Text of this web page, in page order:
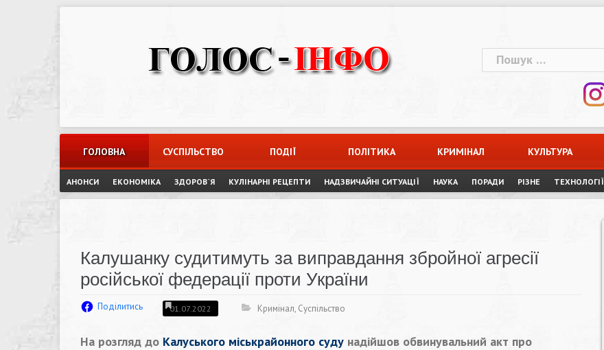
Пошук:
ГОЛОВНА СУСПІЛЬСТВО ПОДІЇ ПОЛІТИКА КРИМІНАЛ КУЛЬТУРА
АНОНСИ ЕКОНОМІКА ЗДОРОВ`Я КУЛІНАРНІ РЕЦЕПТИ НАДЗВИЧАЙНІ СИТУАЦІЇ НАУКА ПОРАДИ РІЗНЕ ТЕХНОЛОГІЇ
Калушанку судитимуть за виправдання збройної агресії
російської федерації проти України
Поділитись 01.07.2022 Кримінал, Суспільство
На розгляд до Калуського міськрайонного суду надійшов обвинувальний акт про